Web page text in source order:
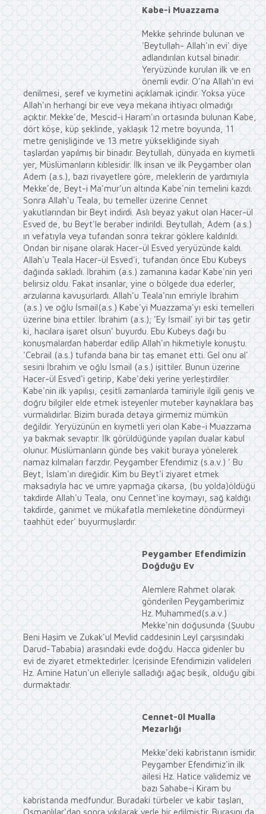
Kabe-i Muazzama
Mekke şehrinde bulunan ve
'Beytullah- Allah'ın evi' diye
adlandırılan kutsal binadır.
Yeryüzünde kurulan ilk ve en
önemli evdir. O'na Allah'ın evi
denilmesi, şeref ve kıymetini açıklamak içindir. Yoksa yüce
Allah'ın herhangi bir eve veya mekana ihtiyacı olmadığı
açıktır. Mekke'de, Mescid-i Haram'ın ortasında bulunan Kabe,
dört köşe, küp şeklinde, yaklaşık 12 metre boyunda, 11
metre genişliğinde ve 13 metre yüksekliğinde siyah
taşlardan yapılmış bir binadır. Beytullah, dünyada en kıymetli
yer, Müslümanların kıblesidir. İlk insan ve ilk Peygamber olan
Adem (a.s.), bazı rivayetlere göre, meleklerin de yardımıyla
Mekke'de, Beyt-i Ma'mur'un altında Kabe'nin temelini kazdı.
Sonra Allah'u Teala, bu temeller üzerine Cennet
yakutlarından bir Beyt indirdi. Aslı beyaz yakut olan Hacer-ül
Esved de, bu Beyt'le beraber indirildi. Beytullah, Adem (a.s.)
ın vefatıyla veya tufandan sonra tekrar göklere kaldırıldı.
Ondan bir nişane olarak Hacer-ül Esved yeryüzünde kaldı.
Allah'u Teala Hacer-ül Esved'i, tufandan önce Ebu Kubeys
dağında sakladı. İbrahim (a.s.) zamanına kadar Kabe'nin yeri
belirsiz oldu. Fakat insanlar, yine o bölgede dua ederler,
arzularına kavuşurlardı. Allah'u Teala'nın emriyle İbrahim
(a.s.) ve oğlu İsmail(a.s.) Kabe'yi Muazzama'yı eski temelleri
üzerine bina ettiler. İbrahim (a.s.); 'Ey İsmail' iyi bir taş getir
ki, hacılara işaret olsun' buyurdu. Ebu Kubeys dağı bu
konuşmalardan haberdar edilip Allah'ın hikmetiyle konuştu.
'Cebrail (a.s.) tufanda bana bir taş emanet etti. Gel onu al'
sesini İbrahim ve oğlu İsmail (a.s.) işittiler. Bunun üzerine
Hacer-ül Esved'i getirip, Kabe'deki yerine yerleştirdiler.
Kabe'nin ilk yapılışı, çeşitli zamanlarda tamiriyle ilgili geniş ve
doğru bilgiler elde etmek isteyenler muteber kaynaklara baş
vurmalıdırlar. Bizim burada detaya girmemiz mümkün
değildir. Yeryüzünün en kıymetli yeri olan Kabe-i Muazzama
ya bakmak sevaptır. İlk görüldüğünde yapılan dualar kabul
olunur. Müslümanların günde beş vakit buraya yönelerek
namaz kılmaları farzdır. Peygamber Efendimiz (s.a.v.) ' Bu
Beyt, İslam'ın direğidir. Kim bu Beyt'i ziyaret etmek
maksadıyla hac ve umre yapmağa çıkarsa, (bu yolda)öldüğü
takdirde Allah'u Teala, onu Cennet'ine koymayı, sağ kaldığı
takdirde, ganimet ve mükafatla memleketine döndürmeyi
taahhüt eder' buyurmuşlardır.
Peygamber Efendimizin
Doğduğu Ev
Alemlere Rahmet olarak
gönderilen Peygamberimiz
Hz. Muhammed(s.a.v.)
Mekke'nin doğusunda (Şuubu
Beni Haşim ve Zukak'ul Mevlid caddesinin Leyl çarşısındaki
Darud-Tababia) arasındaki evde doğdu. Hacca gidenler bu
evi de ziyaret etmektedirler. İçerisinde Efendimizin valideleri
Hz. Amine Hatun'un elleriyle salladığı ağaç beşik, olduğu gibi
durmaktadır.
Cennet-ül Mualla
Mezarlığı
Mekke'deki kabristanın ismidir.
Peygamber Efendimiz'in ilk
ailesi Hz. Hatice validemiz ve
bazı Sahabe-i Kiram bu
kabristanda medfundur. Buradaki türbeler ve kabir taşları,
Osmanlılar'dan sonra yıkılarak yerle bir edilmiştir. Burasını da